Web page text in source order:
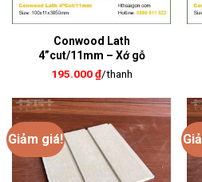
Conwood Lath
4”cut/11mm – Xớ gỗ
195.000₫/thanh
Giảm giá!